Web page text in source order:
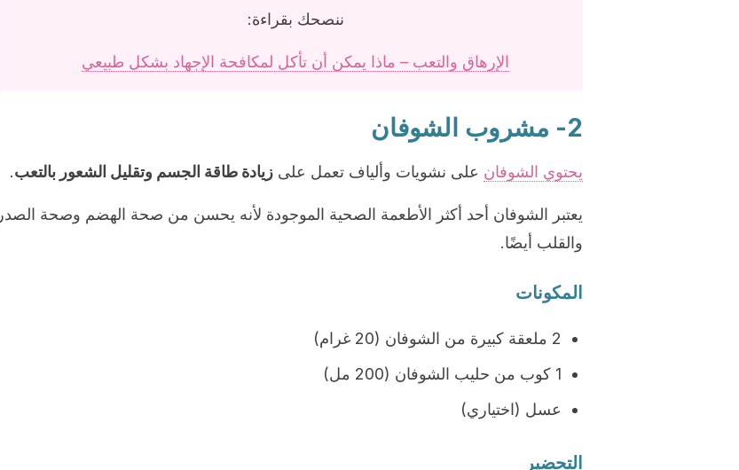
ننصحك بقراءة:
الإرهاق والتعب – ماذا يمكن أن تأكل لمكافحة الإجهاد بشكل طبيعي
2- مشروب الشوفان
يحتوي الشوفان على نشويات وألياف تعمل على زيادة طاقة الجسم وتقليل الشعور بالتعب.
يعتبر الشوفان أحد أكثر الأطعمة الصحية الموجودة لأنه يحسن من صحة الهضم وصحة الصدر
والقلب أيضًا.
المكونات
2 ملعقة كبيرة من الشوفان (20 غرام)
1 كوب من حليب الشوفان (200 مل)
عسل (اختياري)
التحضير